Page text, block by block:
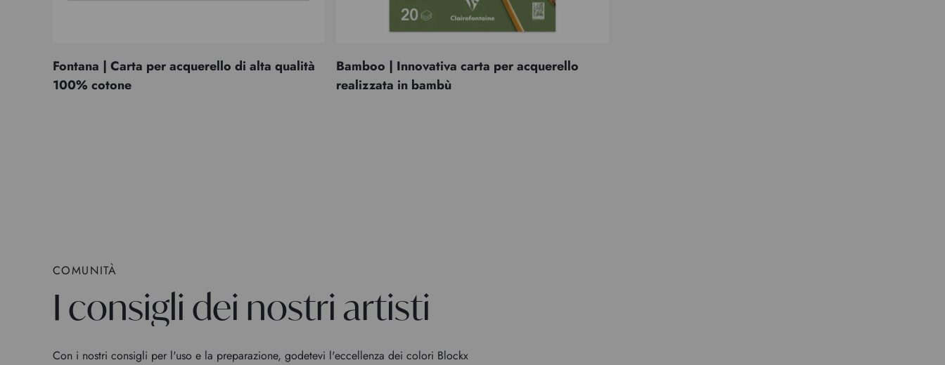
Fontana | Carta per acquerello di alta qualità
100% cotone
Bamboo | Innovativa carta per acquerello
realizzata in bambù
COMUNITÀ
I consigli dei nostri artisti
Con i nostri consigli per l'uso e la preparazione, godetevi l'eccellenza dei colori Blockx